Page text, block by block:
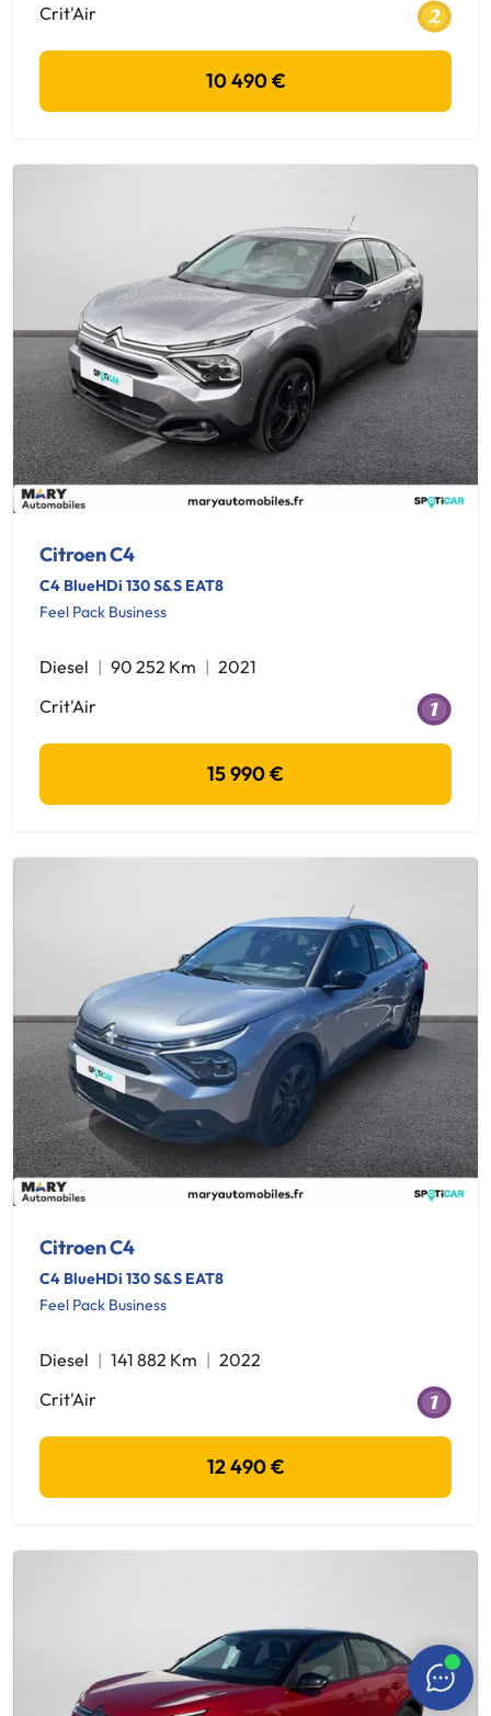
Crit'Air
10 490 €
Citroen C4
C4 BlueHDi 130 S&S EAT8
Feel Pack Business
Diesel 90 252 Km
2021
Crit'Air
15 990 €
Citroen C4
C4 BlueHDi 130 S&S EAT8
Feel Pack Business
Diesel 141 882 Km
2022
Crit'Air
12 490 €